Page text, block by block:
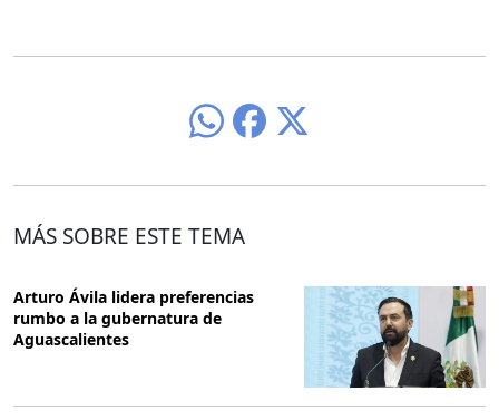
MÁS SOBRE ESTE TEMA
Arturo Ávila lidera preferencias
rumbo a la gubernatura de
Aguascalientes